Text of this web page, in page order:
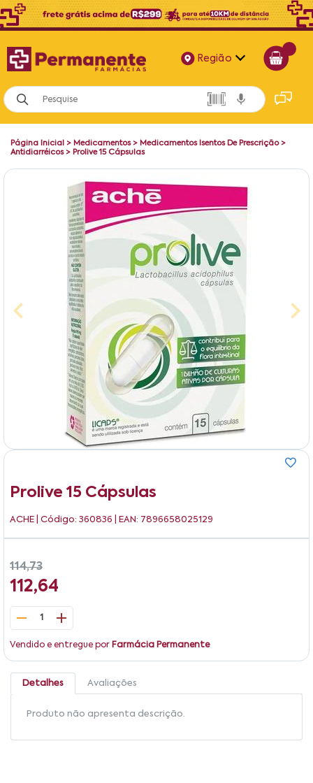
Região
Alagoas
Bahia
Página Inicial > Medicamentos> Medicamentos Isentos De Prescrição>
Antidiarréicos> Prolive 15 Cápsulas
Prolive 15 Cápsulas
ACHE | Código: 360836 | EAN: 7896658025129
114,73
112,64
1
Vendido e entregue por Farmácia Permanente
Detalhes Avaliações
Produto não apresenta descrição.